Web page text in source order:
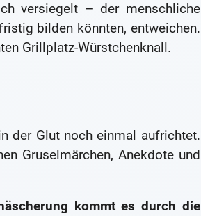
versiegelt – der menschliche
bilden könnten, entweichen.
Grillplatz-Würstchenknall.
der Glut noch einmal aufrichtet.
Gruselmärchen, Anekdote und
kommt es durch die